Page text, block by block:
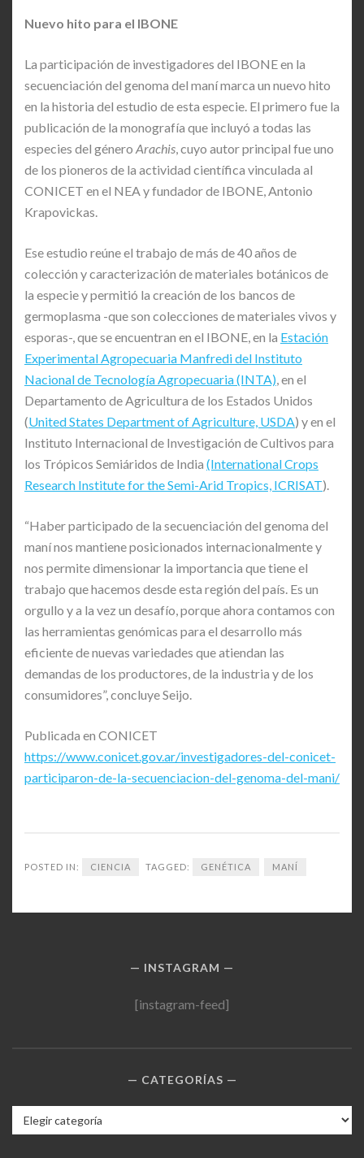
Nuevo hito para el IBONE
La participación de investigadores del IBONE en la
secuenciación del genoma del maní marca un nuevo hito
en la historia del estudio de esta especie. El primero fue la
publicación de la monografía que incluyó a todas las
especies del género Arachis , cuyo autor principal fue uno
de los pioneros de la actividad científica vinculada al
CONICET en el NEA y fundador de IBONE, Antonio
Krapovickas.
Ese estudio reúne el trabajo de más de 40 años de
colección y caracterización de materiales botánicos de
la especie y permitió la creación de los bancos de
germoplasma -que son colecciones de materiales vivos y
esporas-, que se encuentran en el IBONE, en la Estación
Experimental Agropecuaria Manfredi del Instituto
Nacional de Tecnología Agropecuaria (INTA) , en el
Departamento de Agricultura de los Estados Unidos
(United States Department of Agriculture, USDA) y en el
Instituto Internacional de Investigación de Cultivos para
los Trópicos Semiáridos de India (International Crops
Research Institute for the Semi-Arid Tropics, ICRISAT).
“Haber participado de la secuenciación del genoma del
maní nos mantiene posicionados internacionalmente y
nos permite dimensionar la importancia que tiene el
trabajo que hacemos desde esta región del país. Es un
orgullo y a la vez un desafío, porque ahora contamos con
las herramientas genómicas para el desarrollo más
eficiente de nuevas variedades que atiendan las
demandas de los productores, de la industria y de los
consumidores”, concluye Seijo.
Publicada en CONICET
https://www.conicet.gov.ar/investigadores-del-conicet-
participaron-de-la-secuenciacion-del-genoma-del-mani/
POSTED IN: CIENCIA TAGGED: GENÉTICA MANÍ
INSTAGRAM
[instagram-feed]
CATEGORÍAS
Categorías